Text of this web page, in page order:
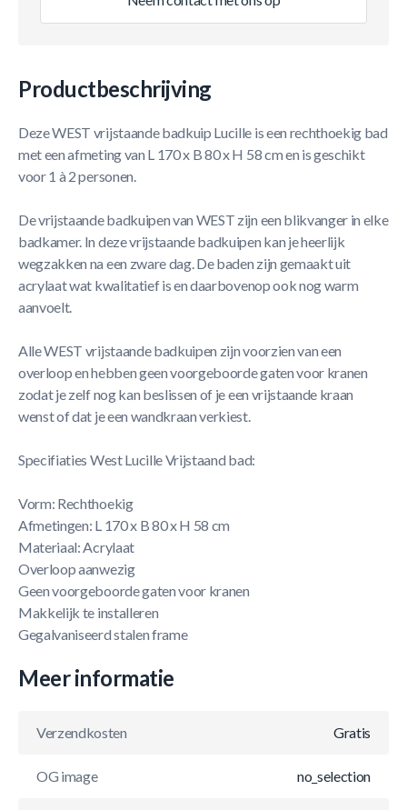
Productbeschrijving
Deze WEST vrijstaande badkuip Lucille is een rechthoekig bad
met een afmeting van L 170 x B 80 x H 58 cm en is geschikt
voor 1 à 2 personen.
De vrijstaande badkuipen van WEST zijn een blikvanger in elke
badkamer. In deze vrijstaande badkuipen kan je heerlijk
wegzakken na een zware dag. De baden zijn gemaakt uit
acrylaat wat kwalitatief is en daarbovenop ook nog warm
aanvoelt.
Alle WEST vrijstaande badkuipen zijn voorzien van een
overloop en hebben geen voorgeboorde gaten voor kranen
zodat je zelf nog kan beslissen of je een vrijstaande kraan
wenst of dat je een wandkraan verkiest.
Specifiaties West Lucille Vrijstaand bad:
Vorm: Rechthoekig
Afmetingen: L 170 x B 80 x H 58 cm
Materiaal: Acrylaat
Overloop aanwezig
Geen voorgeboorde gaten voor kranen
Makkelijk te installeren
Gegalvaniseerd stalen frame
Meer informatie
Verzendkosten Gratis
OG image no_selection